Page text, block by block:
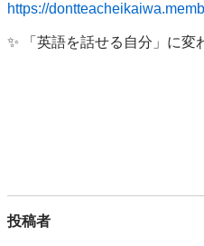
https://
✨ 「英語を話せる自分」に変
投稿者